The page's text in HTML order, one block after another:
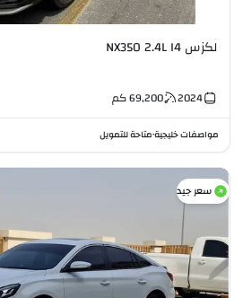
لكزس NX350 2.4L I4
2024
69,200كم
مواصفات خليجية•متاحة للتمويل
سعر جيد